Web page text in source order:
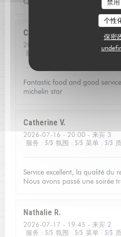
禁用
个性
保密
Qualite de l'accueil
Christoffer
2026-07-23
- 13:15 - 来宾 2
服务
: 5/5
Fantastic food and good
michelin star
Catherine V
2026-07-16 - 20:00 - 来宾 3
服务 : 5/5 氛围 : 5/5 菜单 : 5/5
Service excellent, la qualité du
Nous avons passé une soirée
Nathalie R
2026-07-17 - 19:45 - 来宾 2
服务 : 5/5 氛围 : 5/5 菜单 : 5/5